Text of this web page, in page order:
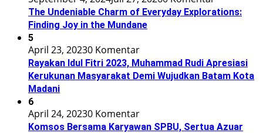
The Undeniable Charm of Everyday Explorations:
Finding Joy in the Mundane
5
April 23, 20230 Komentar
Rayakan Idul Fitri 2023, Muhammad Rudi Apresiasi
Kerukunan Masyarakat Demi Wujudkan Batam Kota
Madani
6
April 24, 20230 Komentar
Komsos Bersama Karyawan SPBU, Sertua Azuar